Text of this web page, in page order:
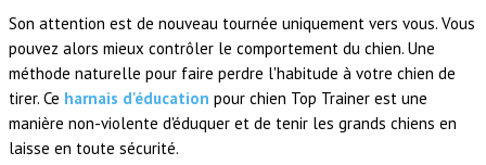
Son attention est de nouveau tournée uniquement vers vous. Vous
pouvez alors mieux contrôler le comportement du chien. Une
méthode naturelle pour faire perdre l'habitude à votre chien de
tirer. Ce harnais d'éducation pour chien Top Trainer est une
manière non-violente d'éduquer et de tenir les grands chiens en
laisse en toute sécurité.